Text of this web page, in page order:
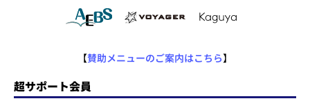
【賛助メニューのご案内はこちら】
超サポート会員